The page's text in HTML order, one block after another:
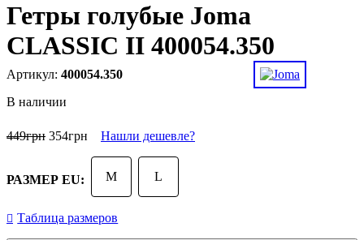
Гетры голубые Joma
CLASSIC II 400054.350
400054.350
В наличии
449грн 354грн Нашли дешевле?
РАЗМЕР EU: M L
Таблица размеров